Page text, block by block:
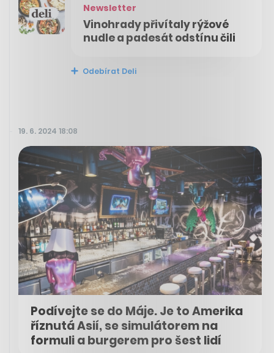
Newsletter
Vinohrady přivítaly rýžové
nudle a padesát odstínu čili
Odebírat Deli
19. 6. 2024 18:08
Podívejte se do Máje. Je to Amerika
říznutá Asií, se simulátorem na
formuli a burgerem pro šest lidí